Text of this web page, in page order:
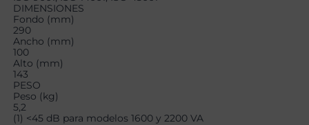
DIMENSIONES
Fondo (mm)
290
Ancho (mm)
100
Alto (mm)
143
PESO
Peso (kg)
5,2
(1) <45 dB para modelos 1600 y 2200 VA